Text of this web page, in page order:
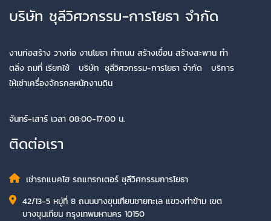
บริษัท ชุลีวิศวกรรม-การโยธา จำกัด
งานก่อสร้าง วางท่อ งานโยธา ทำถนน สร้างเขื่อน สร้างสะพาน ทำ
ตลิ่ง ถมที่ เรียกใช้ บริษัท ชุลีวิศวกรรม-การโยธา จำกัด บริการ
ให้เช่าเครื่องจักรกลหนักงานดิน
จันทร์-เสาร์ เวลา 08:00-17:00 น.
ติดต่อเรา
เช่ารถแบคโฮ รถแทรกเตอร์ ชุลีวิศกรรมการโยธา
42/13-5 หมู่ที่ 8 ถนนบางขุนเทียนชายทะเล แขวงท่าข้าม เขต
บางขุนเทียน กรุงเทพมหานคร 10150